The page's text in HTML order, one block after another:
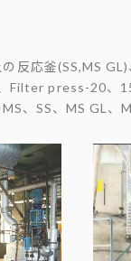
反応釜(SS,MS
press-20、
、SS、MS GL、